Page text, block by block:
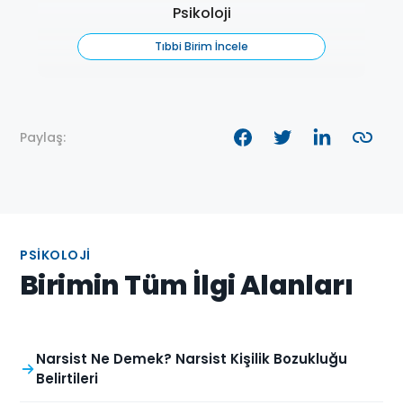
Psikoloji
Tıbbi Birim İncele
Paylaş:
PSIKOLOJI
Birimin Tüm İlgi Alanları
Narsist Ne Demek? Narsist Kişilik Bozukluğu
Belirtileri